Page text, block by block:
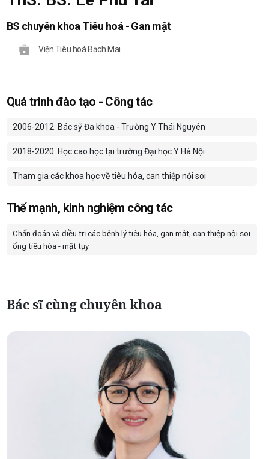
BS chuyên khoa Tiêu hoá - Gan mật
Viện Tiêu hoá Bạch Mai
Quá trình đào tạo - Công tác
2006-2012: Bác sỹ Đa khoa - Trường Y Thái Nguyên
2018-2020: Học cao học tại trường Đại học Y Hà Nội
Tham gia các khoa học về tiêu hóa, can thiệp nội soi
Thế mạnh, kinh nghiệm công tác
Chẩn đoán và điều trị các bệnh lý tiêu hóa, gan mật, can thiệp nội soi
ống tiêu hóa - mật tụy
Bác sĩ cùng chuyên khoa